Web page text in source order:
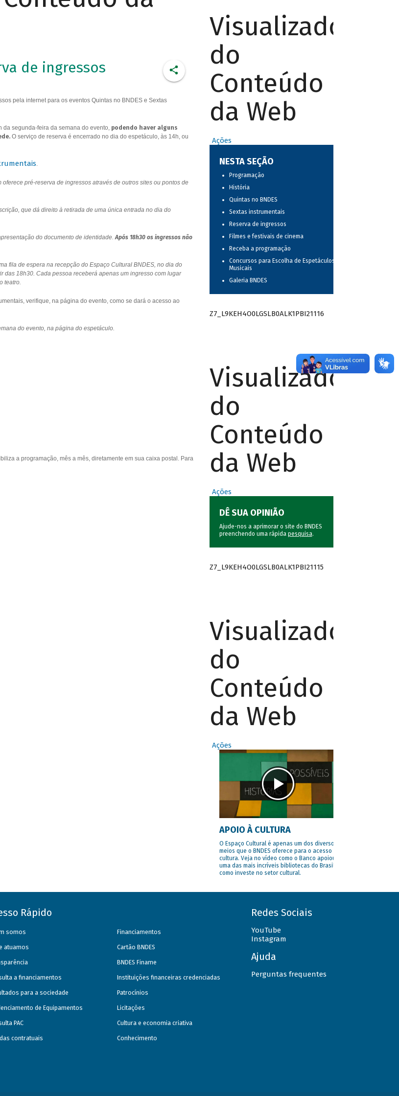
de ingressos
pela internet para os eventos Quintas no BNDES e Sextas
da segunda-feira da semana do evento, podendo haver alguns
O serviço de reserva é encerrado no dia do espetáculo, às 14h, ou
.
pré-reserva de ingressos através de outros sites ou pontos de
que dá direito à retirada de uma única entrada no dia do
do documento de identidade.Após 18h30 os ingressos não
fila de espera na recepção do Espaço Cultural BNDES, no dia do
18h30. Cada pessoa receberá apenas um ingresso com lugar
teatro.
verifique, na página do evento, como se dará o acesso ao
do evento, na página do espetáculo.
a programação, mês a mês, diretamente em sua caixa postal. Para
Visualizador
do
Conteúdo
da Web
Ações
NESTA SEÇÃO
Programação
História
Quintas no BNDES
Sextas instrumentais
Reserva de ingressos
Filmes e festivais de cinema
Receba a programação
Concursos para Escolha de Espetáculos
Musicais
Galeria BNDES
Z7_L9KEH4O0LGSLB0ALK1PBI21116
Visualizador
do
Conteúdo
da Web
Ações
DÊ SUA OPINIÃO
Ajude-nos a aprimorar o site do BNDES
preenchendo uma rápida pesquisa.
Z7_L9KEH4O0LGSLB0ALK1PBI21115
Visualizador
do
Conteúdo
da Web
Ações
APOIO À CULTURA
O Espaço Cultural é apenas um dos diversos
meios que o BNDES oferece para o acesso à
cultura. Veja no vídeo como o Banco apoiou
uma das mais incríveis bibliotecas do Brasil e
como investe no setor cultural.
Rápido
somos
atuamos
a financiamentos
para a sociedade
de Equipamentos
PAC
contratuais
Financiamentos
Cartão BNDES
BNDES Finame
Instituições financeiras credenciadas
Patrocínios
Licitações
Cultura e economia criativa
Conhecimento
Redes Sociais
YouTube
Instagram
Ajuda
Perguntas frequentes